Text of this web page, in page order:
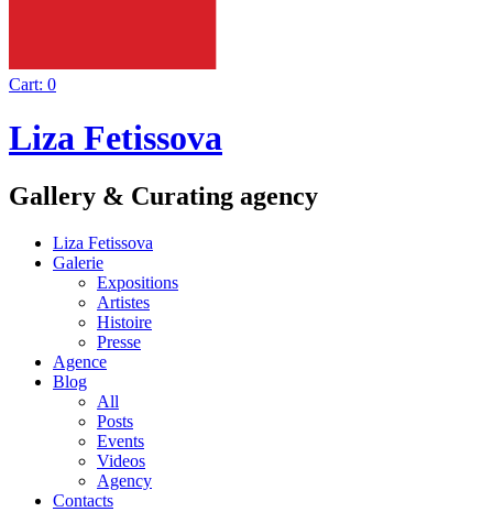
Cart: 0
Liza Fetissova
Gallery & Curating agency
Liza Fetissova
Galerie
Expositions
Artistes
Histoire
Presse
Agence
Blog
All
Posts
Events
Videos
Agency
Contacts